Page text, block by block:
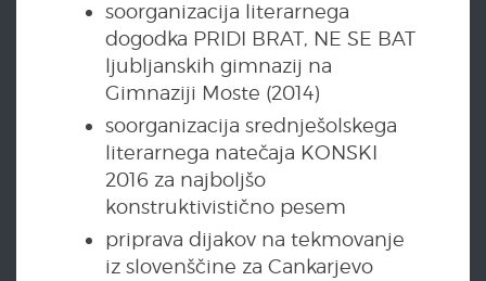
soorganizacija literarnega
dogodka PRIDI BRAT, NE SE BAT
ljubljanskih gimnazij na
Gimnaziji Moste (2014)
soorganizacija srednješolskega
literarnega natečaja KONSKI
2016 za najboljšo
konstruktivistično pesem
priprava dijakov na tekmovanje
iz slovenščine za Cankarjevo